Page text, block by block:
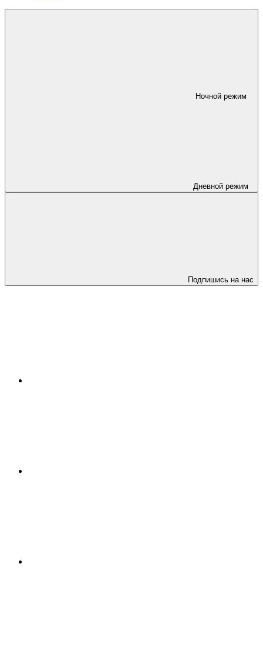
Ночной режим
Дневной режим
Подпишись на нас